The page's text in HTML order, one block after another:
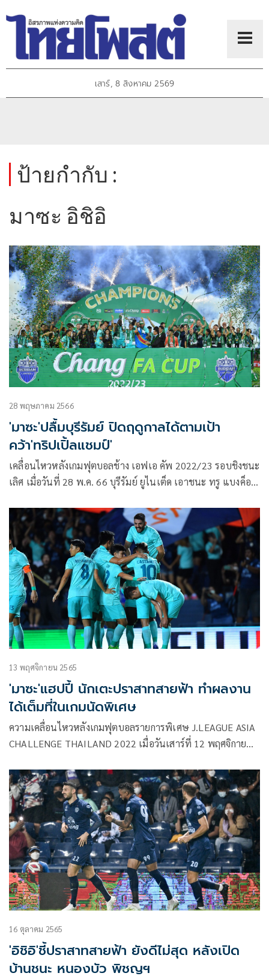
เสาร์, 8 สิงหาคม 2569
ป้ายกำกับ :
มาซะ อิชิอิ
28 พฤษภาคม 2566
'มาซะ'ปลื้มบุรีรัมย์ ปิดฤดูกาลได้ตามเป้า
คว้า'ทริปเปิ้ลแชมป์'
เคลื่อนไหวหลังเกมฟุตบอลช้าง เอฟเอ คัพ 2022/23 รอบชิงชนะ
เลิศ เมื่อวันที่ 28 พ.ค. 66 บุรีรัมย์ ยูไนเต็ด เอาชนะ ทรู แบงค็อก
เอ คัพ 2022/23 ไปครอง พร้อมกันนี้เป็นการครองแชมป์เอฟเอ
คัพ เป็นสมัยที่ 6 และเป็นการคว้าแชมป์ รายการที่ 3 ของฤดูกาล
2022/23 ต่อจากการคว้าแชมป์ ไทยลีก 2022/23 และแชมป์รีโว่
คัพ 2022/23
13 พฤศจิกายน 2565
'มาซะ'แฮปปี้ นักเตะปราสาทสายฟ้า ทำผลงาน
ได้เต็มที่ในเกมนัดพิเศษ
ความเคลื่อนไหวหลังเกมฟุตบอลรายการพิเศษ J.LEAGUE ASIA
CHALLENGE THAILAND 2022 เมื่อวันเสาร์ที่ 12 พฤศจิกายน
โดเล ซัปโปโร ไปได้ด้วยสกอร์ 5-2 โดยเกมนี้มีผู้เข้าชม 22,977
คน เก็บค่าผ่านประตูได้ 1,052,030 บาท โดยรายได้จากการเก็บ
ค่าบัตรผ่านประตูทั้งหมดได้มอบให้กับโรงพยาบาลบุรีรัมย์
16 ตุลาคม 2565
'อิชิอิ'ชี้ปราสาทสายฟ้า ยังดีไม่สุด หลังเปิด
บ้านชนะ หนองบัว พิชญฯ